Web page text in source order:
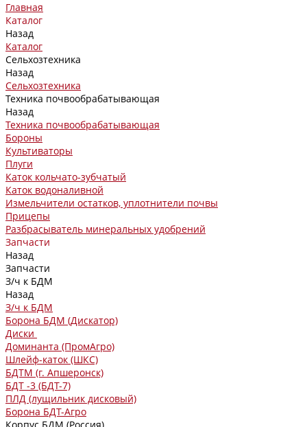
Главная
Каталог
Назад
Каталог
Сельхозтехника
Назад
Сельхозтехника
Техника почвообрабатывающая
Назад
Техника почвообрабатывающая
Бороны
Культиваторы
Плуги
Каток кольчато-зубчатый
Каток водоналивной
Измельчители остатков, уплотнители почвы
Прицепы
Разбрасыватель минеральных удобрений
Запчасти
Назад
Запчасти
З/ч к БДМ
Назад
З/ч к БДМ
Борона БДМ (Дискатор)
Диски
Доминанта (ПромАгро)
Шлейф-каток (ШКС)
БДТМ (г. Апшеронск)
БДТ -3 (БДТ-7)
ПЛД (лущильник дисковый)
Борона БДТ-Агро